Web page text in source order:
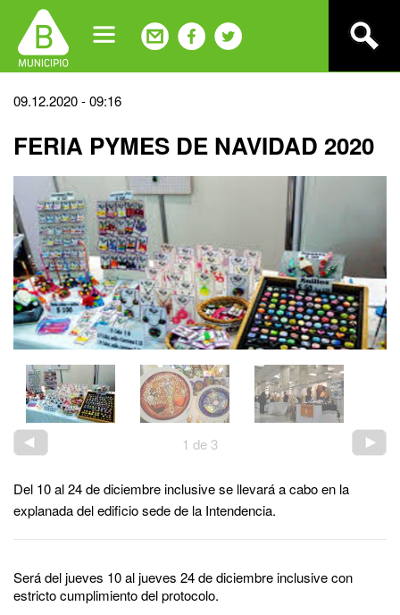
navigation
Back
top
09.12.2020 - 09:16
FERIA PYMES DE NAVIDAD 2020
1 de 3
Del 10 al 24 de diciembre inclusive se llevará a cabo en la
explanada del edificio sede de la Intendencia.
Será del jueves 10 al jueves 24 de diciembre inclusive con
estricto cumplimiento del protocolo.